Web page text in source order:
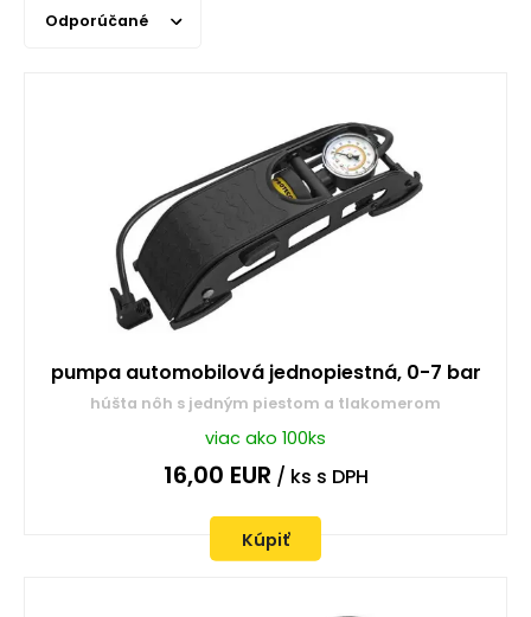
Odporúčané
pumpa automobilová jednopiestná, 0-7 bar
húšta nôh s jedným piestom a tlakomerom
viac ako 100ks
16,00 EUR / ks s DPH
Kúpiť